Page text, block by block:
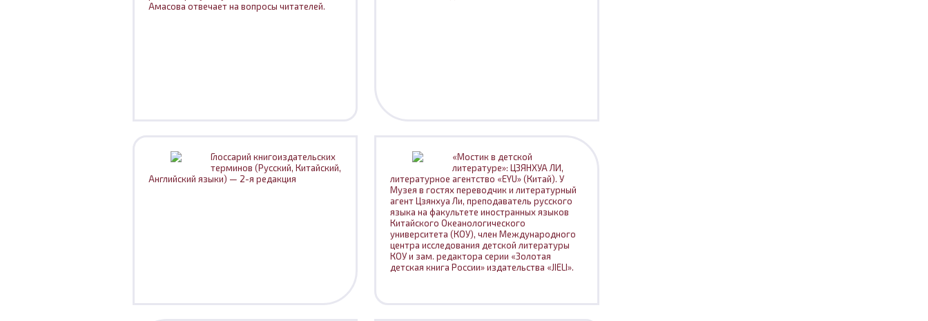
Амасова отвечает на вопросы читателей.
Глоссарий книгоиздательских
терминов (Русский, Китайский,
Английский языки) — 2-я редакция
«Мостик в детской
литературе»: ЦЗЯНХУА ЛИ,
литературное агентство «EYU» (Китай). У
Музея в гостях переводчик и литературный
агент Цзянхуа Ли, преподаватель русского
языка на факультете иностранных языков
Китайского Океанологического
университета (КОУ), член Международного
центра исследования детской литературы
КОУ и зам. редактора серии «Золотая
детская книга России» издательства «JIELI».